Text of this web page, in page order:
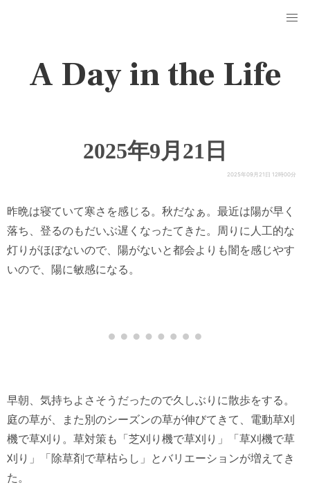
A Day in the Life
2025年9月21日
2025年09月21日 12時00分
昨晩は寝ていて寒さを感じる。秋だなぁ。最近は陽が早く
落ち、登るのもだいぶ遅くなったてきた。周りに人工的な
灯りがほぼないので、陽がないと都会よりも闇を感じやす
いので、陽に敏感になる。
早朝、気持ちよさそうだったので久しぶりに散歩をする。
庭の草が、また別のシーズンの草が伸びてきて、電動草刈
機で草刈り。草対策も「芝刈り機で草刈り」「草刈機で草
刈り」「除草剤で草枯らし」とバリエーションが増えてき
た。